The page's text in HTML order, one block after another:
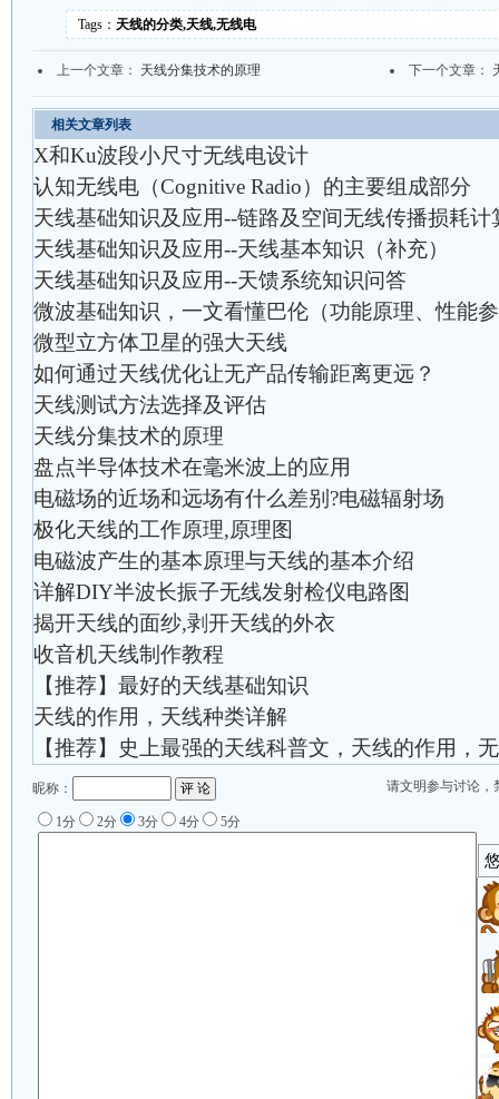
Tags： 天线的分类,天线,无线电
上一个文章： 天线分集技术的原理 下一个文章：
相关文章列表
X和Ku波段小尺寸无线电设计
认知无线电（Cognitive Radio）的主要组成部分
天线基础知识及应用--链路及空间无线传播损耗计
天线基础知识及应用--天线基本知识（补充）
天线基础知识及应用--天馈系统知识问答
微波基础知识，一文看懂巴伦（功能原理、性能
微型立方体卫星的强大天线
如何通过天线优化让无产品传输距离更远？
天线测试方法选择及评估
天线分集技术的原理
盘点半导体技术在毫米波上的应用
电磁场的近场和远场有什么差别?电磁辐射场
极化天线的工作原理,原理图
电磁波产生的基本原理与天线的基本介绍
详解DIY半波长振子无线发射检仪电路图
揭开天线的面纱,剥开天线的外衣
收音机天线制作教程
【推荐】最好的天线基础知识
天线的作用，天线种类详解
【推荐】史上最强的天线科普文，天线的作用，
请文明参与讨论，
昵称：
1分 2分 3分 4分 5分